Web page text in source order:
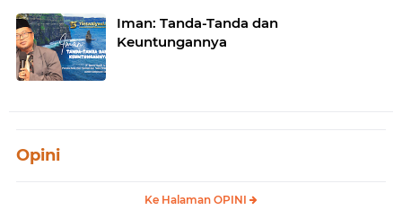
Iman: Tanda-Tanda dan
Keuntungannya
Opini
Ke Halaman OPINI